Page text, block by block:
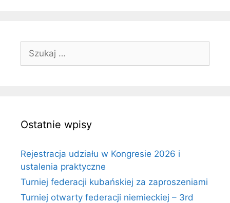
Ostatnie wpisy
Rejestracja udziału w Kongresie 2026 i
ustalenia praktyczne
Turniej federacji kubańskiej za zaproszeniami
Turniej otwarty federacji niemieckiej – 3rd